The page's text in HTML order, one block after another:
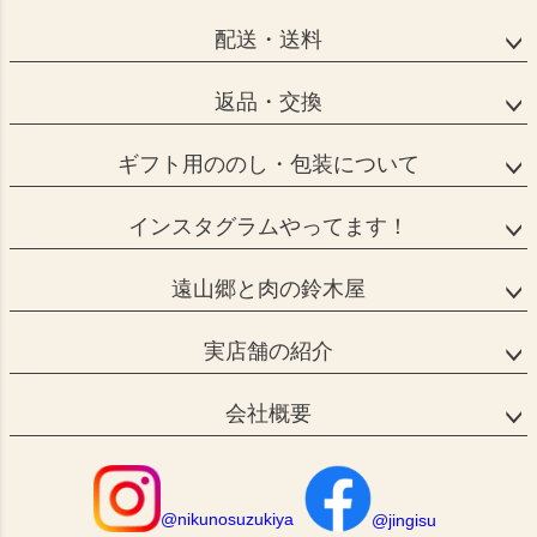
配送・送料
返品・交換
ギフト用ののし・包装について
インスタグラムやってます！
遠山郷と肉の鈴木屋
実店舗の紹介
会社概要
@nikunosuzukiya @jingisu